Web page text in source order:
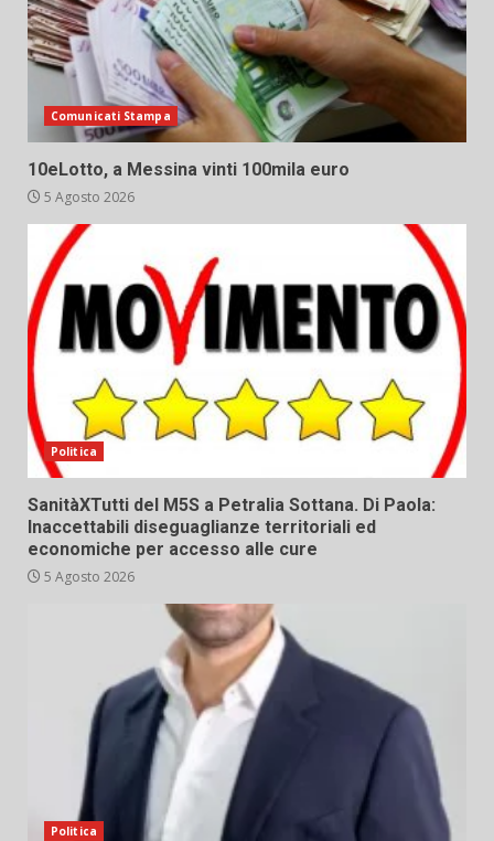
Comunicati Stampa
10eLotto, a Messina vinti 100mila euro
5 Agosto 2026
Politica
SanitàXTutti del M5S a Petralia Sottana. Di Paola:
Inaccettabili diseguaglianze territoriali ed
economiche per accesso alle cure
5 Agosto 2026
Politica